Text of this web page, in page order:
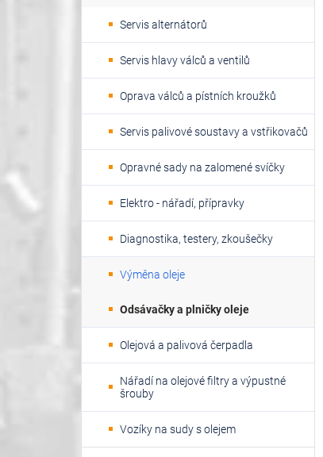
Servis alternátorů
Servis hlavy válců a ventilů
Oprava válců a pístních kroužků
Servis palivové soustavy a vstřikovačů
Opravné sady na zalomené svíčky
Elektro - nářadí, přípravky
Diagnostika, testery, zkoušečky
Výměna oleje
Odsávačky a plničky oleje
Olejová a palivová čerpadla
Nářadí na olejové filtry a výpustné
šrouby
Vozíky na sudy s olejem